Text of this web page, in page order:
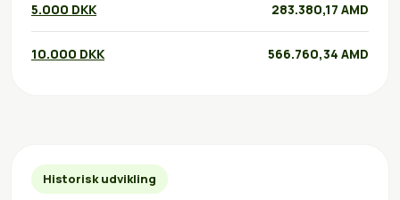
5.000 DKK 283.380,17 AMD
10.000 DKK 566.760,34 AMD
Historisk udvikling